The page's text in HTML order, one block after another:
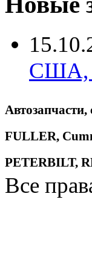
США,
FULLER,
PETERBILT,
Все